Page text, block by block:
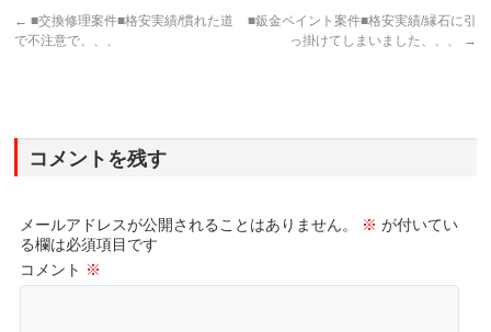
← ■交換修理案件■格安実績/慣れた道
で不注意で、、、
■鈑金ペイント案件■格安実績/縁石に引
っ掛けてしまいました、、、
→
コメントを残す
メールアドレスが公開されることはありません。 ※ が付いてい
る欄は必須項目です
コメント ※